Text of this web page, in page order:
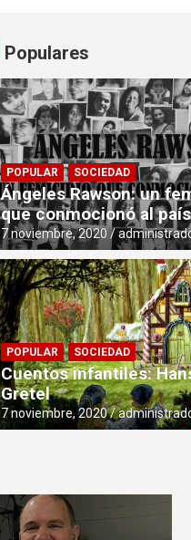
ELECCIÓN DE LOS EDITORES
cigarrillo en la
17 diciembre, 2024 Luis
Populares
POPULAR SOCIEDAD
Ángeles Rawson: un
que conmocionó al país
7 noviembre, 2020
POPULAR SOCIEDAD
Cuentos infantiles:
Gretel
7 noviembre, 2020